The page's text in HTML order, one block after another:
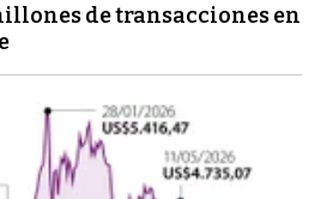
de transacciones en